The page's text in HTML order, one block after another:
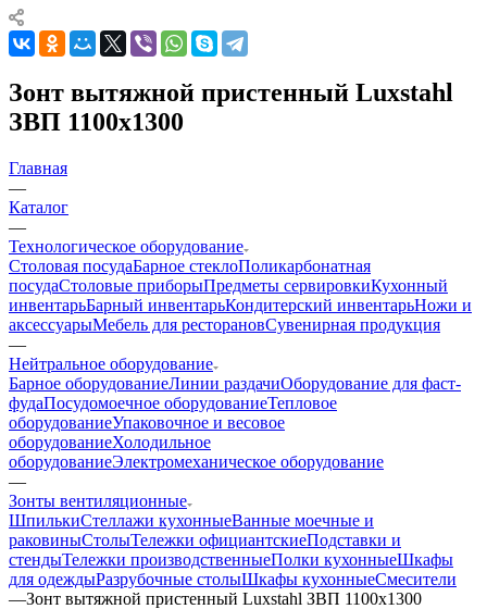
Зонт вытяжной пристенный Luxstahl
ЗВП 1100х1300
Главная
—
Каталог
—
Технологическое оборудование
Столовая посудаБарное стеклоПоликарбонатная
посудаСтоловые приборыПредметы сервировкиКухонный
инвентарьБарный инвентарьКондитерский инвентарьНожи и
аксессуарыМебель для ресторановСувенирная продукция
—
Нейтральное оборудование
Барное оборудованиеЛинии раздачиОборудование для фаст-
фудаПосудомоечное оборудованиеТепловое
оборудованиеУпаковочное и весовое
оборудованиеХолодильное
оборудованиеЭлектромеханическое оборудование
—
Зонты вентиляционные
ШпилькиСтеллажи кухонныеВанные моечные и
раковиныСтолыТележки официантскиеПодставки и
стендыТележки производственныеПолки кухонныеШкафы
для одеждыРазрубочные столыШкафы кухонныеСмесители
—Зонт вытяжной пристенный Luxstahl ЗВП 1100х1300